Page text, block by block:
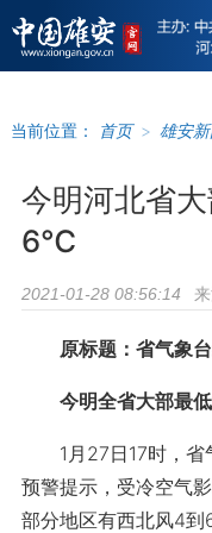
当前位置： 首页 > 雄安
今明河北省
6℃
2021-01-28 08:56:14
原标题：省气象
今明全省大部最
1月27日17时，省
预警提示，受冷空气
部分地区有西北风4